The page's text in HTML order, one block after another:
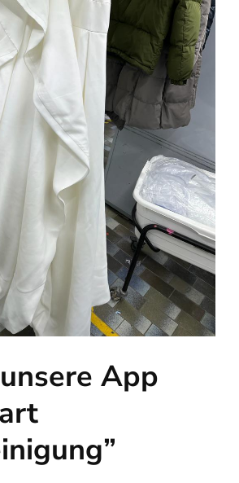
App